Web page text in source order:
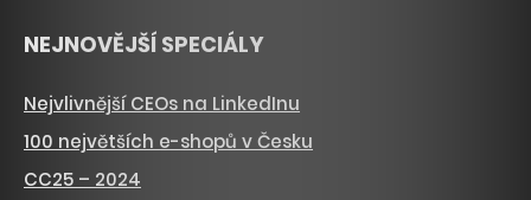
NEJNOVĚJŠÍ SPECIÁLY
Nejvlivnější CEOs na LinkedInu
100 největších e-shopů v Česku
CC25 – 2024